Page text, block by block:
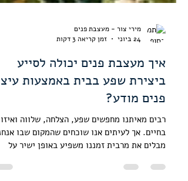
24 ביוני
זמן קריאה 3 דקות
איך מעצבת פנים יכולה לסייע
ביצירת שפע בבית באמצעות
פנים מודע?
רבים מאיתנו מחפשים שפע, הצלחה, שלווה
מבלים את מרבית זמננו משפיע באופן ישיר על